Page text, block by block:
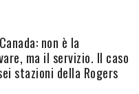
non è la
ma il servizio. Il caso
stazioni della Rogers